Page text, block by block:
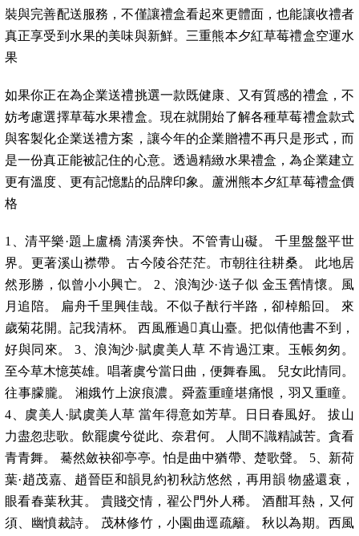
裝與完善配送服務，不僅讓禮盒看起來更體面，也能讓收禮者
真正享受到水果的美味與新鮮。三重熊本夕紅草莓禮盒空運水
果
如果你正在為企業送禮挑選一款既健康、又有質感的禮盒，不
妨考慮選擇草莓水果禮盒。現在就開始了解各種草莓禮盒款式
與客製化企業送禮方案，讓今年的企業贈禮不再只是形式，而
是一份真正能被記住的心意。透過精緻水果禮盒，為企業建立
更有溫度、更有記憶點的品牌印象。蘆洲熊本夕紅草莓禮盒價
格
1、清平樂·題上盧橋 清溪奔快。不管青山礙。 千里盤盤平世
界。更著溪山襟帶。 古今陵谷茫茫。市朝往往耕桑。 此地居
然形勝，似曾小小興亡。 2、浪淘沙·送子似 金玉舊情懷。風
月追陪。 扁舟千里興佳哉。不似子猷行半路，卻棹船回。 來
歲菊花開。記我清杯。 西風雁過真山臺。把似倩他書不到，
好與同來。 3、浪淘沙·賦虞美人草 不肯過江東。玉帳匆匆。
至今草木憶英雄。唱著虞兮當日曲，便舞春風。 兒女此情同。
往事朦朧。 湘娥竹上淚痕濃。舜蓋重瞳堪痛恨，羽又重瞳。
4、虞美人·賦虞美人草 當年得意如芳草。日日春風好。 拔山
力盡忽悲歌。飲罷虞兮從此、奈君何。 人間不識精誠苦。貪看
青青舞。 驀然斂袂卻亭亭。怕是曲中猶帶、楚歌聲。 5、新荷
葉·趙茂嘉、趙晉臣和韻見約初秋訪悠然，再用韻 物盛還衰，
眼看春葉秋萁。 貴賤交情，翟公門外人稀。 酒酣耳熱，又何
須、幽憤裁詩。 茂林修竹，小園曲逕疏籬。 秋以為期。西風